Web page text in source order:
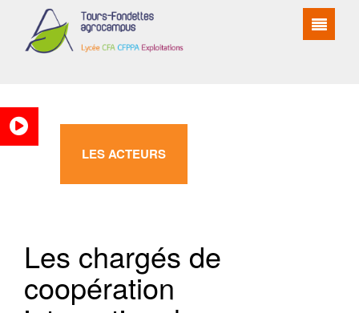
LES ACTEURS
Les chargés de
coopération